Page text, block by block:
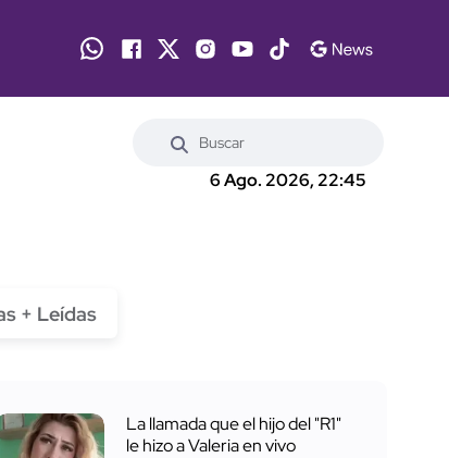
6 Ago. 2026, 22:45
+ Leídas
La llamada que el hijo del "R1"
le hizo a Valeria en vivo